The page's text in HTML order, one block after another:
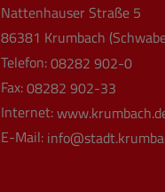
Nattenhauser Straße 5
86381 Krumbach
Telefon:08282 902-0
Fax:08282 902-33
Internet:
E-Mail: